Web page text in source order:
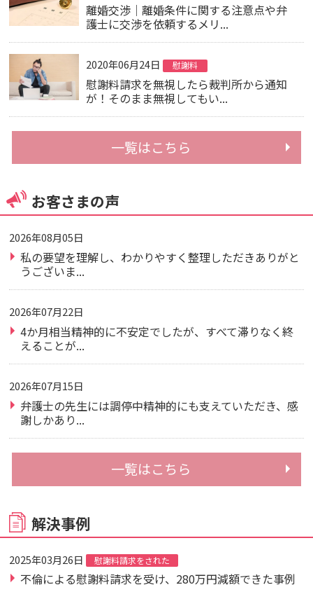
離婚交渉｜離婚条件に関する注意点や弁
護士に交渉を依頼するメリ...
2020年06月24日 慰謝料
慰謝料請求を無視したら裁判所から通知
が！そのまま無視してもい...
一覧はこちら
お客さまの声
2026年08月05日
私の要望を理解し、わかりやすく整理しただきありがと
うございま...
2026年07月22日
4か月相当精神的に不安定でしたが、すべて滞りなく終
えることが...
2026年07月15日
弁護士の先生には調停中精神的にも支えていただき、感
謝しかあり...
一覧はこちら
解決事例
2025年03月26日 慰謝料請求をされた
不倫による慰謝料請求を受け、280万円減額できた事例